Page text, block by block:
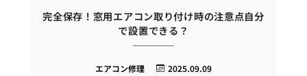
完全保存！窓用エアコン取り付け時の注意点自分
で設置できる？
2025.09.09
エアコン修理